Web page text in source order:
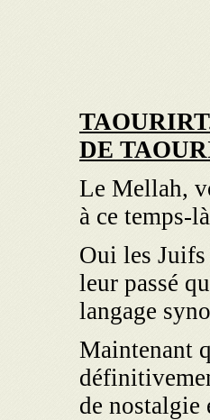
DE
Le Mellah,
à ce temps-
Oui les Juifs
leur passé
langage
Maintenant
de nostalgie